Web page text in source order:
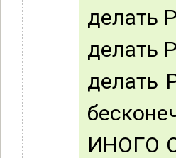
делать
делать
делать
ИНОГО